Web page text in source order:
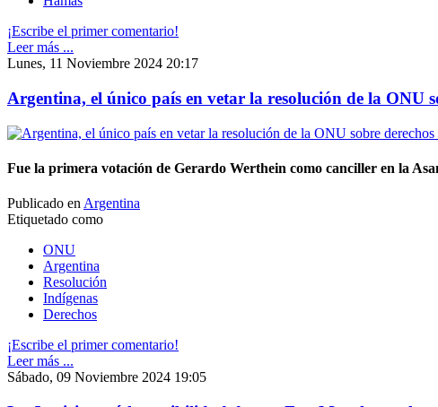
¡Escribe el primer comentario!
Leer más ...
Lunes, 11 Noviembre 2024 20:17
Argentina, el único país en vetar la resolución de la ONU
Fue la primera votación de Gerardo Werthein como canciller en la
Publicado en Argentina
Etiquetado como
ONU
Argentina
Resolución
Indígenas
Derechos
¡Escribe el primer comentario!
Leer más ...
Sábado, 09 Noviembre 2024 19:05